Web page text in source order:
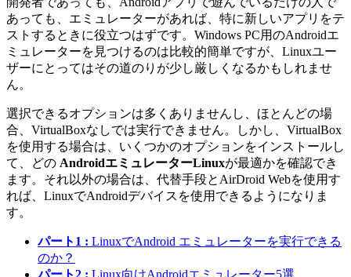
あっても、エミュレーターがあれば、特に新しいアプリをテ
ストするときに役立つはずです。Windows PC用のAndroidエ
ミュレーターを見つけるのは比較的簡単ですが、Linuxユー
ザーにとってはその道のりが少し厳しくなるかもしれませ
ん。
選択できるオプションは多くありませんし、ほとんどの場
合、VirtualBoxなしでは実行できません。しかし、VirtualBox
を使用する場合は、いくつかのオプションをインストールし
て、どの AndroidエミュレーターLinuxが最適かを確認でき
ます。それ以外の場合は、代替手段とAirDroid Webを使用す
れば、LinuxでAndroidデバイスを使用できるようになりま
す。
パート1 : LinuxでAndroid エミュレーターを実行できる
のか？
パート2 : Linux向けAndroidエミュレーター5選